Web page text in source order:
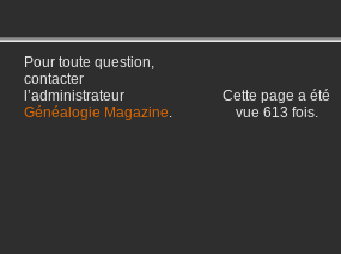
Pour toute question,
contacter
l’administrateur
Généalogie Magazine.
Cette page a été
vue 613 fois.